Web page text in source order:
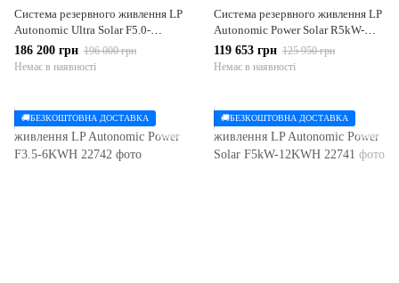
Система резервного живлення LP
Autonomic Ultra Solar F5.0-
12KWH
186 200 грн 196 000 грн
Немає в наявності
Система резервного живлення LP
Autonomic Power Solar R5kW-
5,3KWH
119 653 грн 125 950 грн
Немає в наявності
🚚БЕЗКОШТОВНА ДОСТАВКА 🚚БЕЗКОШТОВНА ДОСТАВКА